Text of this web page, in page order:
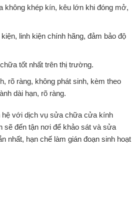
không khép kín, kêu lớn khi đóng mở,
linh kiện chính hãng, đảm bảo độ
tốt nhất trên thị trường.
rõ ràng, không phát sinh, kèm theo
dài hạn, rõ ràng.
hệ với dịch vụ sửa chữa cửa kính
sẽ đến tận nơi để khảo sát và sửa
nhất, hạn chế làm gián đoạn sinh hoạt